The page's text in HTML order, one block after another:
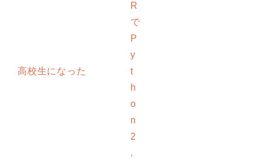
高校生になった
R
で
P
y
t
h
o
n
2
.